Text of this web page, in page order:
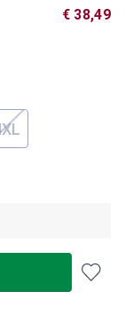
€ 38,49
beschikbaar.)
niet
momenteel niet
optie is
(Deze optie is